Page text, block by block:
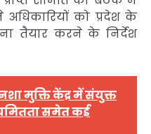
को प्रदेश के
तैयार करने के निर्देश
मुक्ति केंद्र में संयुक्त
समेत कई